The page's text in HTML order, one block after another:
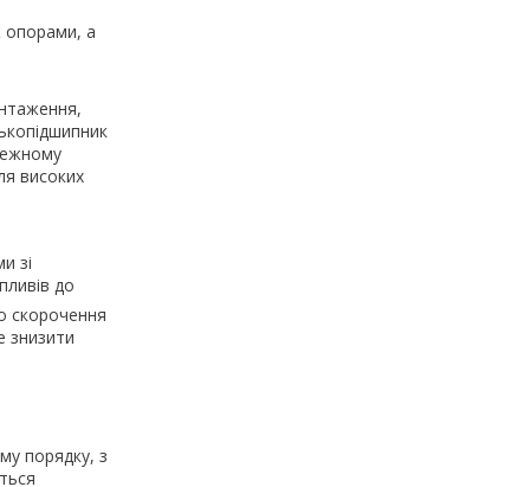
опорами, а
високих
зі
до
скорочення
знизити
порядку, з